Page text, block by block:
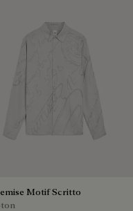
Motif Scritto